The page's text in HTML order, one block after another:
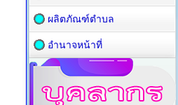
ผลิตภัณฑ์ตำบล
อำนาจหน้าที่